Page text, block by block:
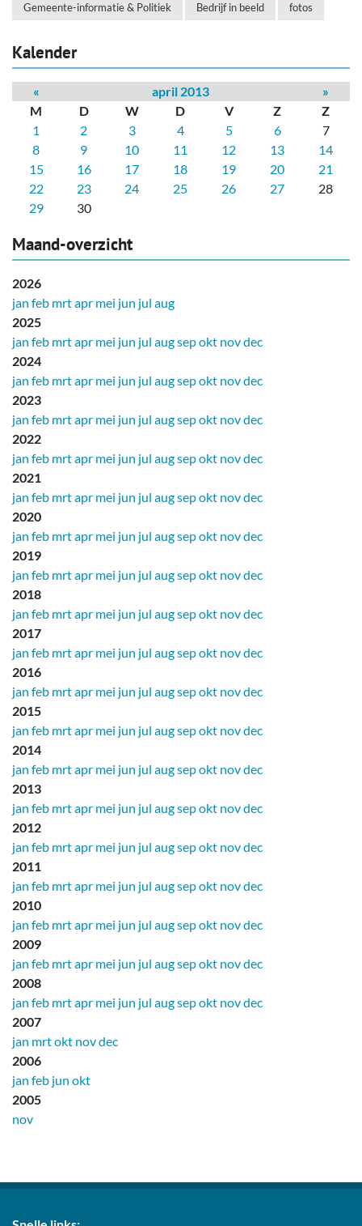
Gemeente-informatie & Politiek Bedrijf in beeld fotos
Kalender
« april 2013
»
M
D W D V Z
Z
1
2 3 4 5 6
7
8
9 10 11 12 13
14
15
16 17 18 19 20
21
22
23 24 25 26 27
28
29
30
Maand-overzicht
2026
jan feb mrtapr mei jun jul aug
2025
jan feb mrtapr mei jun jul augsepokt novdec
2024
jan feb mrtapr mei jun jul augsepokt novdec
2023
jan feb mrtapr mei jun jul augsepokt novdec
2022
jan feb mrtapr mei jun jul augsepokt novdec
2021
jan feb mrtapr mei jun jul augsepokt novdec
2020
jan feb mrtapr mei jun jul augsepokt novdec
2019
jan feb mrtapr mei jun jul augsepokt novdec
2018
jan feb mrtapr mei jun jul augsepokt novdec
2017
jan feb mrtapr mei jun jul augsepokt novdec
2016
jan feb mrtapr mei jun jul augsepokt novdec
2015
jan feb mrtapr mei jun jul augsepokt novdec
2014
jan feb mrtapr mei jun jul augsepokt novdec
2013
jan feb mrtapr mei jun jul augsepokt novdec
2012
jan feb mrtapr mei jun jul augsepokt novdec
2011
jan feb mrtapr mei jun jul augsepokt novdec
2010
jan feb mrtapr mei jun jul augsepokt novdec
2009
jan feb mrtapr mei jun jul augsepokt novdec
2008
jan feb mrtapr mei jun jul augsepokt novdec
2007
jan mrtokt novdec
2006
jan feb jun okt
2005
nov